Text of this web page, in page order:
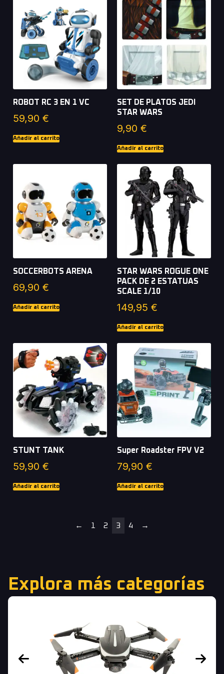
ROBOT RC 3 EN 1 VC
59,90 €
Añadir al carrito
SET DE PLATOS JEDI
STAR WARS
9,90 €
Añadir al carrito
SOCCERBOTS ARENA
69,90 €
Añadir al carrito
STAR WARS ROGUE ONE
PACK DE 2 ESTATUAS
SCALE 1/10
149,95 €
Añadir al carrito
STUNT TANK
59,90 €
Añadir al carrito
Super Roadster FPV V2
79,90 €
Añadir al carrito
← 1 2 3 4 →
Explora más categorías